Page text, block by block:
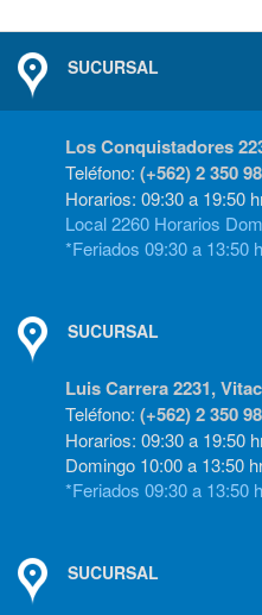
SUCURSAL
Los Conquistadores
Teléfono: (+562) 2 350
Horarios: 09:30 a 19:50
Local 2260 Horarios
*Feriados 09:30 a 13:50
SUCURSAL
Luis Carrera 2231,
Teléfono: (+562) 2 350
Horarios: 09:30 a 19:50
Domingo 10:00 a 13:50
*Feriados 09:30 a 13:50
SUCURSAL